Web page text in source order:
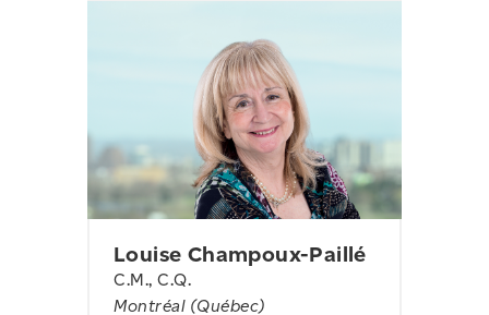
Louise Champoux-Paillé
C.M., C.Q.
Montréal (Québec)